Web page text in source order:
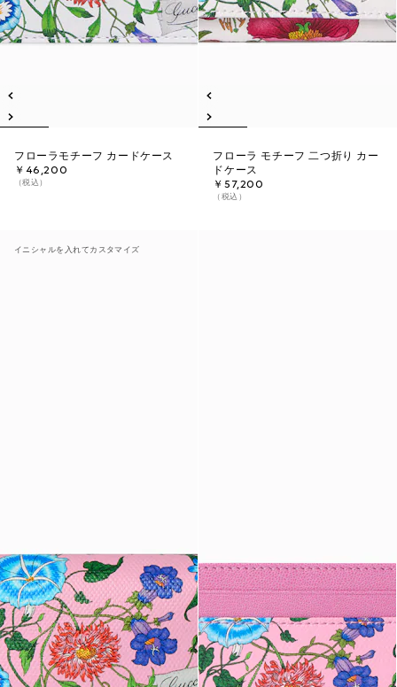
フローラモチーフ カードケース
￥46,200
（税込）
フローラ モチーフ 二つ折り カー
ドケース
￥57,200
（税込）
イニシャルを入れてカスタマイズ